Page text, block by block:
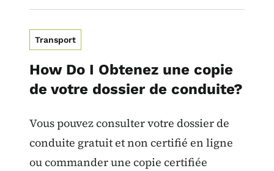
Transport
How Do I Obtenez une copie
de votre dossier de conduite?
Vous pouvez consulter votre dossier de
conduite gratuit et non certifié en ligne
ou commander une copie certifiée